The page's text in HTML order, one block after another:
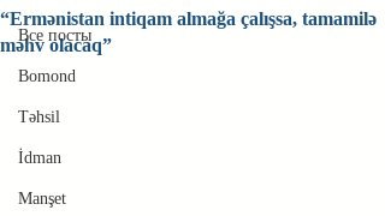
Все посты
Bomond
Təhsil
İdman
Manşet
“Ermənistan intiqam almağa çalışsa, tamamilə
məhv olacaq”